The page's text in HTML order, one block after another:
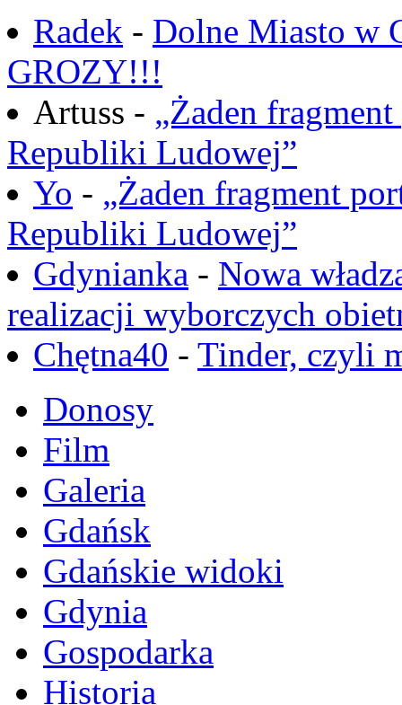
Radek - Dolne Miasto w
GROZY!!!
Artuss - „Żaden
Republiki Ludowej”
Yo - „Żaden fragment
Republiki Ludowej”
Gdynianka - Nowa
realizacji wyborczych
Chętna40 - Tinder, czyli
Donosy
Film
Galeria
Gdańsk
Gdańskie widoki
Gdynia
Gospodarka
Historia